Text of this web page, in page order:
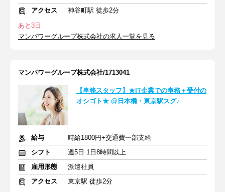
アクセス
神谷町駅 徒歩2分
あと3日
マンパワーグループ株式会社の求人一覧を見る
マンパワーグループ株式会社/1713041
【事務スタッフ】★IT企業での事務＋受付の
オシゴト★ @日本橋・東京駅スグ♪
給与
時給1800円+交通費一部支給
シフト
週5日 1日8時間以上
雇用形態
派遣社員
アクセス
東京駅 徒歩2分